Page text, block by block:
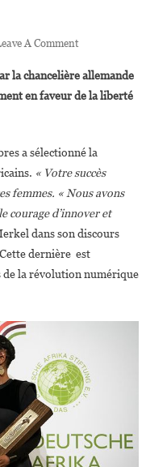
A CommentOn
Rotich
Lauréate
De
La
Fondation
Allemande
Pour
la chancelière allemande
en faveur de la liberté
a sélectionné la
« Votre succès
femmes. « Nous avons
courage d’innover et
dans son discours
dernière est
de la révolution numérique